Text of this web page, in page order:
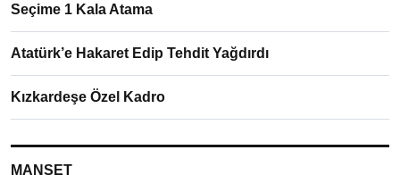
Seçime 1 Kala Atama
Atatürk’e Hakaret Edip Tehdit Yağdırdı
Kızkardeşe Özel Kadro
MANŞET